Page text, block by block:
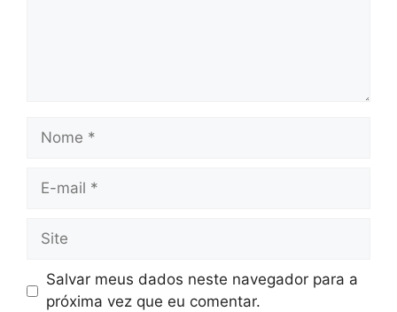
Nome
Site
Salvar meus dados neste navegador para a
próxima vez que eu comentar.